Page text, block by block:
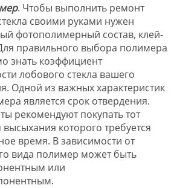
. Чтобы выполнить ремонт
своими руками нужен
фотополимерный состав, клей-
правильного выбора полимера
знать коэффициент
лобового стекла вашего
Одной из важных характеристик
является срок отвердения.
рекомендуют покупать тот
высыхания которого требуется
время. В зависимости от
вида полимер может быть
или